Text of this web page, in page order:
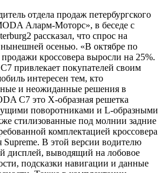
отдела продаж петербургского
Аларм-Моторс», в беседе с
рассказал, что спрос на
осенью. «В октябре по
кроссовера выросли на 25%.
привлекает покупателей своим
интересен тем, кто
и неожиданные решения в
C7 это X-образная решетка
поворотниками и L-образными
стилизованные под молнии задние
комплектацией кроссовера
Supreme. В этой версии водителю
дисплей, выводящий на лобовое
подсказки навигации и данные